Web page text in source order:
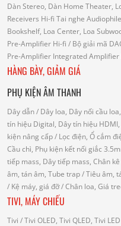
Dàn Stereo, Dàn Home Theater,
Receivers Hi-fi Tai nghe Audiophile
Bookshelf, Loa Center, Loa
Pre-Amplifier Hi-fi / Bộ giải mã
Pre-Amplifier Integrated Amplifier
HÀNG BÀY, GIẢM GIÁ
PHỤ KIỆN ÂM THANH
Dây dẫn/ Dây loa, Dây nối cầu
tín hiệu Digital, Dây tín hiệu
kiện nâng cấp/ Lọc điện, Ổ cắm
Cầu chì, Phụ kiện kết nối giắc
tiếp mass, Dây tiếp mass, Chân
âm, tán âm, Tube trap/ Tiêu âm,
/ Kệ máy, giá đỡ/ Chân loa, Giá
TIVI, MÁY CHIẾU
Tivi / Tivi OLED, Tivi QLED, Tivi